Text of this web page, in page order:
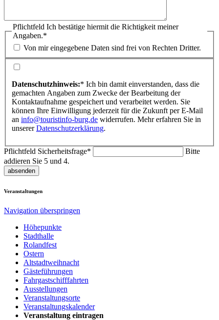
Pflichtfeld Ich bestätige hiermit die Richtigkeit meiner
Angaben.*
Von mir eingegebene Daten sind frei von Rechten Dritter.
Datenschutzhinweis:* Ich bin damit einverstanden, dass die
gemachten Angaben zum Zwecke der Bearbeitung der
Kontaktaufnahme gespeichert und verarbeitet werden. Sie
können Ihre Einwilligung jederzeit für die Zukunft per E-Mail
an info@touristinfo-burg.de widerrufen. Mehr erfahren Sie in
unsererDatenschutzerklärung.
Pflichtfeld Sicherheitsfrage*
Bitte
addieren Sie 5 und 4.
absenden
Veranstaltungen
Navigation überspringen
Höhepunkte
Stadthalle
Rolandfest
Ostern
Altstadtweihnacht
Gästeführungen
Fahrgastschifffahrten
Ausstellungen
Veranstaltungsorte
Veranstaltungskalender
Veranstaltung eintragen